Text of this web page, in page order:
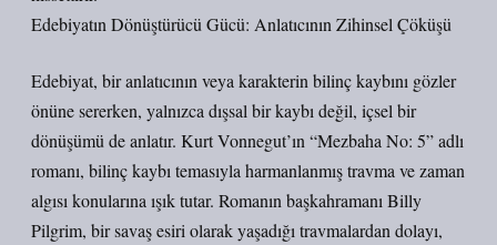
Edebiyatın Dönüştürücü Gücü: Anlatıcının Zihinsel Çöküşü
Edebiyat, bir anlatıcının veya karakterin bilinç kaybını gözler
önüne sererken, yalnızca dışsal bir kaybı değil, içsel bir
dönüşümü de anlatır. Kurt Vonnegut’ın “Mezbaha No: 5” adlı
romanı, bilinç kaybı temasıyla harmanlanmış travma ve zaman
algısı konularına ışık tutar. Romanın başkahramanı Billy
Pilgrim, bir savaş esiri olarak yaşadığı travmalardan dolayı,